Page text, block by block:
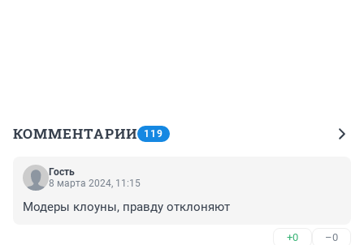
КОММЕНТАРИИ 119
Гость
8 марта 2024, 11:15
Модеры клоуны, правду отклоняют
+0 –0